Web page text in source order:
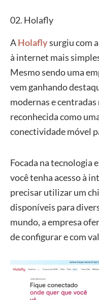
02. Holafly
AHolaflysurgiu com
à internet mais
Mesmo sendo uma
vem ganhando
modernas e
reconhecida como
conectividade móvel
Focada na tecnologia
você tenha acesso à
precisar utilizar um
disponíveis para
mundo, a empresa
de configurar e com